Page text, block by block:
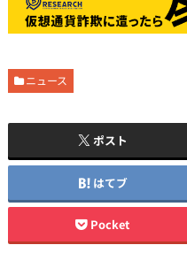
ニュース
ポスト
はてブ
Pocket